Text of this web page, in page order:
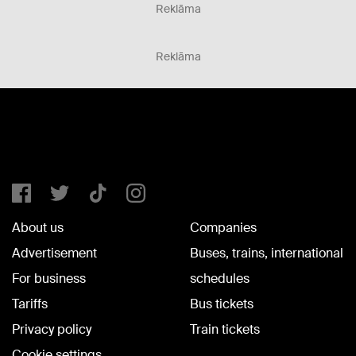
Reklāma
Reklāma
About us
Advertisement
For business
Tariffs
Privacy policy
Companies
Buses, trains, international
schedules
Bus tickets
Train tickets